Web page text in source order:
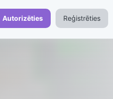
Autorizēties Reģistrēties